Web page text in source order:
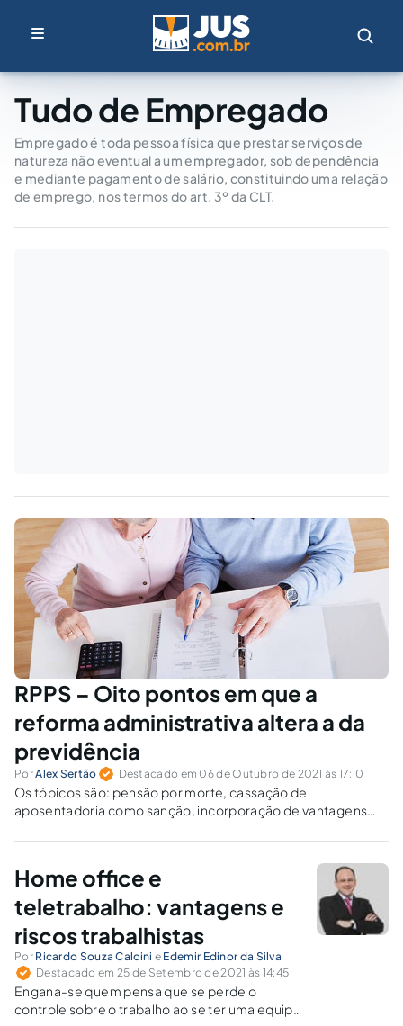
Tudo de Empregado
Empregado é toda pessoa física que prestar serviços de
natureza não eventual a um empregador, sob dependência
e mediante pagamento de salário, constituindo uma relação
de emprego, nos termos do art. 3º da CLT.
RPPS – Oito pontos em que a
reforma administrativa altera a da
previdência
PorAlex Sertão Destacado em 06 de Outubro de 2021 às 17:10
Os tópicos são: pensão por morte, cassação de
aposentadoria como sanção, incorporação de vantagens
aposentadoria compulsória, integralidade e paridade.
Home office e
teletrabalho: vantagens e
riscos trabalhistas
Por Ricardo Souza Calcini e Edemir Edinor da Silva
Destacado em 25 de Setembro de 2021 às 14:45
Engana-se quem pensa que se perde o
controle sobre o trabalho ao se ter uma equipe